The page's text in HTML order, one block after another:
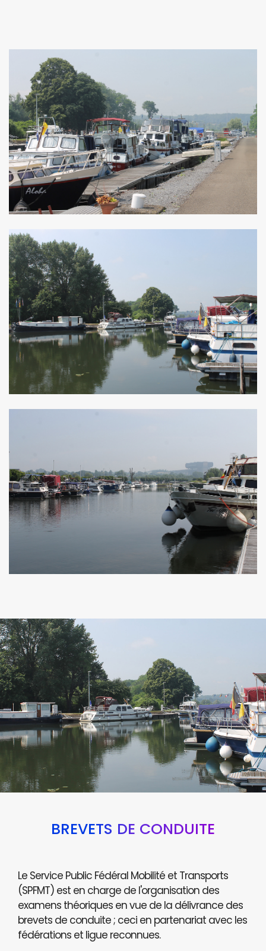
BREVETS DE CONDUITE
Le Service Public Fédéral Mobilité et Transports
(SPFMT) est en charge de l'organisation des
examens théoriques en vue de la délivrance des
brevets de conduite ; ceci en partenariat avec les
fédérations et ligue reconnues.